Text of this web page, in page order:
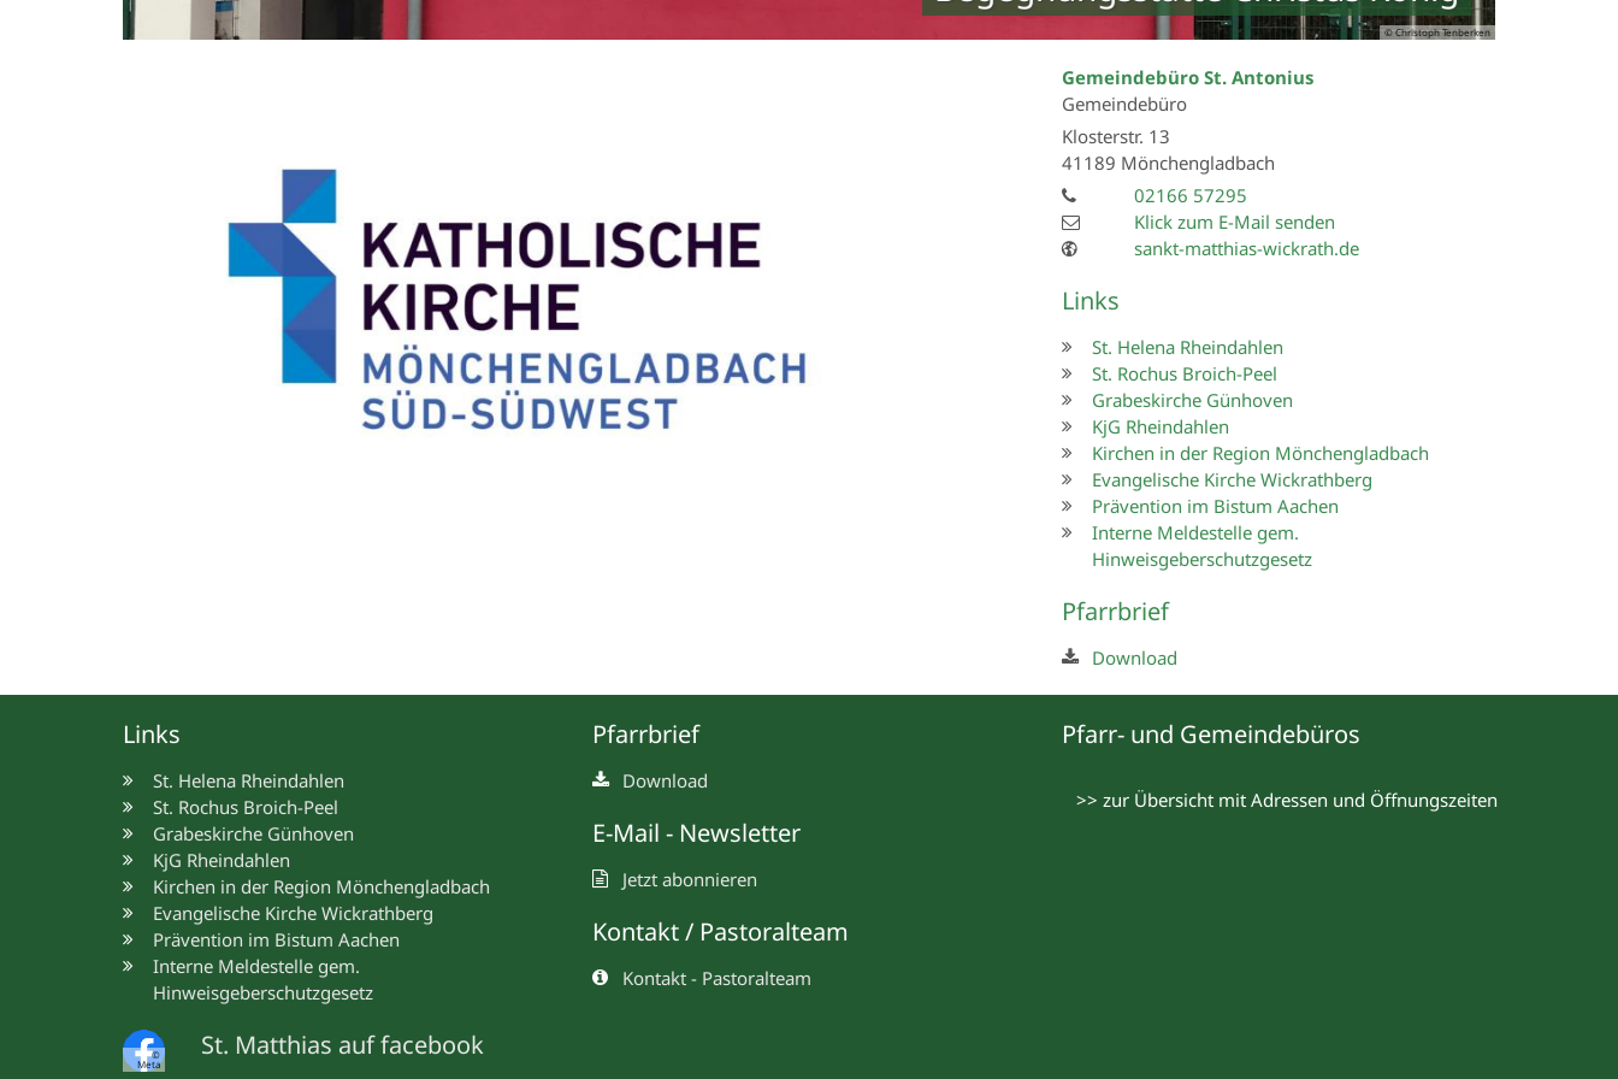
Gemeindebüro St. Antonius
Gemeindebüro
Klosterstr. 13
41189 Mönchengladbach
02166 57295
Klick zum E-Mail senden
sankt-matthias-wickrath.de
Links
St. Helena Rheindahlen
St. Rochus Broich-Peel
Grabeskirche Günhoven
KjG Rheindahlen
Kirchen in der Region Mönchengladbach
Evangelische Kirche Wickrathberg
Prävention im Bistum Aachen
Interne Meldestelle gem.
Hinweisgeberschutzgesetz
Pfarrbrief
Download
Links
St. Helena Rheindahlen
St. Rochus Broich-Peel
Grabeskirche Günhoven
KjG Rheindahlen
Kirchen in der Region Mönchengladbach
Evangelische Kirche Wickrathberg
Prävention im Bistum Aachen
Interne Meldestelle gem.
Hinweisgeberschutzgesetz
©
Meta
St. Matthias auf facebook
Pfarrbrief
Download
E-Mail - Newsletter
Jetzt abonnieren
Kontakt / Pastoralteam
Kontakt - Pastoralteam
Pfarr- und Gemeindebüros
>> zur Übersicht mit Adressen und Öffnungszeiten